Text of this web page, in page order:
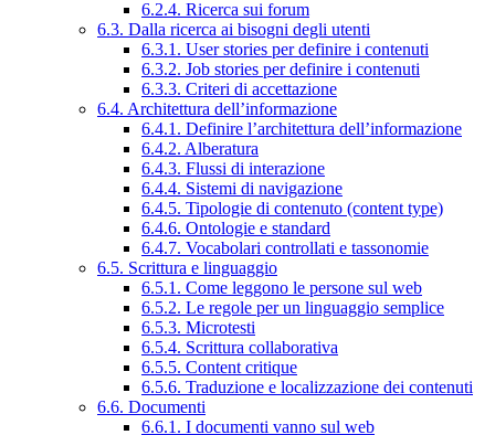
6.2.4. Ricerca sui forum
6.3. Dalla ricerca ai bisogni degli utenti
6.3.1. User stories per definire i contenuti
6.3.2. Job stories per definire i contenuti
6.3.3. Criteri di accettazione
6.4. Architettura dell’informazione
6.4.1. Definire l’architettura dell’informazione
6.4.2. Alberatura
6.4.3. Flussi di interazione
6.4.4. Sistemi di navigazione
6.4.5. Tipologie di contenuto (content type)
6.4.6. Ontologie e standard
6.4.7. Vocabolari controllati e tassonomie
6.5. Scrittura e linguaggio
6.5.1. Come leggono le persone sul web
6.5.2. Le regole per un linguaggio semplice
6.5.3. Microtesti
6.5.4. Scrittura collaborativa
6.5.5. Content critique
6.5.6. Traduzione e localizzazione dei contenuti
6.6. Documenti
6.6.1. I documenti vanno sul web